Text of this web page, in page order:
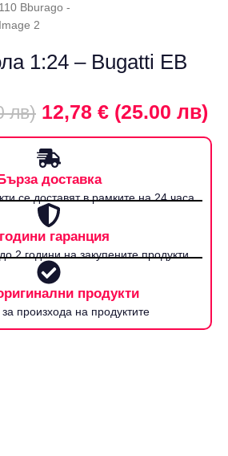
1:24 – Bugatti EB
лв) 12,78 € (25.00 лв)
доставка
се доставят в рамките на 24 часа.
гаранция
2 години на закупените продукти
продукти
произхода на продуктите